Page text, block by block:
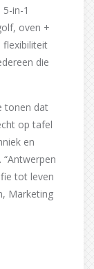
in-1
oven +
flexibiliteit
die
tonen dat
op tafel
en
tot leven
Marketing